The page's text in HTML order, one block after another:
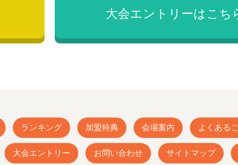
大会エントリーは こち
ランキング 加盟特典 会場案内 よくある
大会エントリー お問い合わせ サイトマップ